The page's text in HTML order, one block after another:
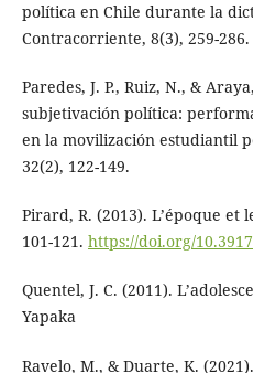
política en Chile durante la
Contracorriente, 8(3), 259-286.
Paredes, J. P., Ruiz, N., &
subjetivación política:
en la movilización estudiantil
32(2), 122-149.
Pirard, R. (2013). L’époque et
101-121. https://doi.org/
Quentel, J. C. (2011).
Yapaka
Ravelo, M., & Duarte, K.